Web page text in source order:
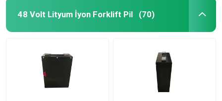
48 Volt Lityum İyon Forklift Pil (70)